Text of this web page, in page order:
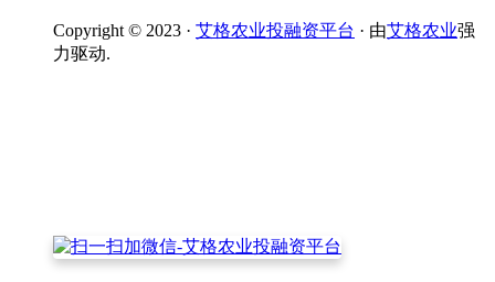
Copyright © 2023 · 艾格农业投融资平台 · 由艾格农业强
力驱动.